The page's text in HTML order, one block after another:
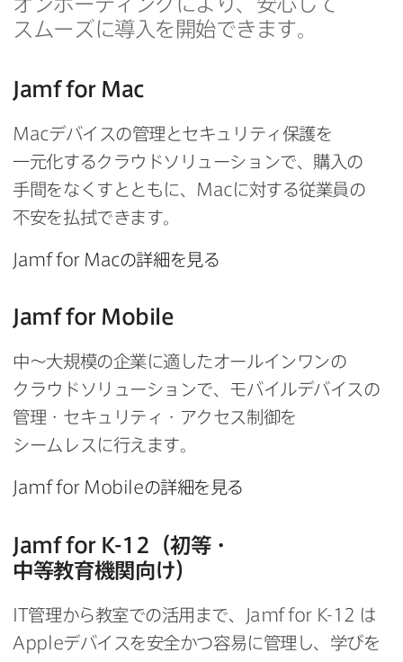
スムーズに​導入を​開始できます。
Jamf for Mac
Macデバイスの​管理と​セキュリティ保護を​
一元化する​クラウドソリューションで、​購入の​
手間を​なくすとともに、 Macに​対する​従業員の​
不安を​払拭できます。
Jamf for Macの​詳細を​見る
Jamf for Mobile
中～大規模の​企業に​適した​オールインワンの​
クラウドソリューションで、​モバイルデバイスの​
管理・セキュリティ・アクセス制御を​
シームレスに​行えます。
Jamf for Mobileの​詳細を​見る
Jamf for K-12 （初等・
中等教育機関向け）
IT管理から​教室での​活用まで、 Jamf for K-12 は
Appleデバイスを​安全か​つ容易に​管理し、​学びを​